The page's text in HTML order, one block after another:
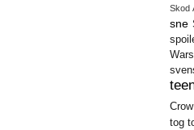
Skod
sne
Wars
Crow
tog